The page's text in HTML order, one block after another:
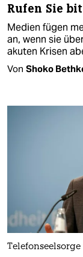
Rufen Sie
Medien fügen
an, wenn sie
akuten Krisen
Von Shoko